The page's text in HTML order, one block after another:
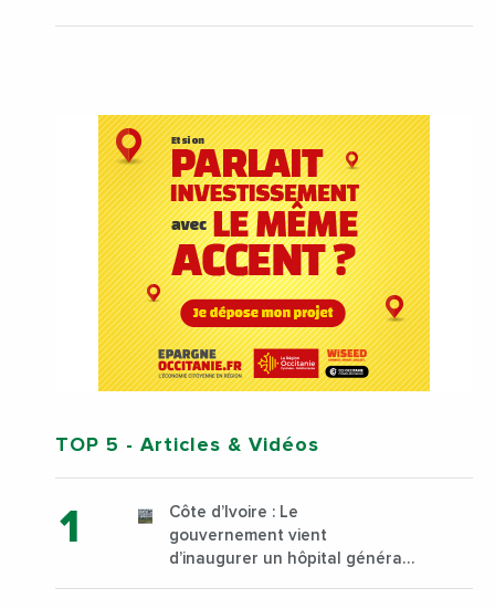
TOP 5 - Articles & Vidéos
Côte d’Ivoire : Le
gouvernement vient
d’inaugurer un hôpital général